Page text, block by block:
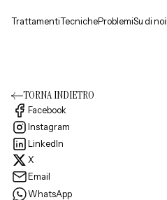
TrattamentiTecnicheProblemiSu di noi
TORNA INDIETRO
Facebook
Instagram
LinkedIn
X
Email
WhatsApp